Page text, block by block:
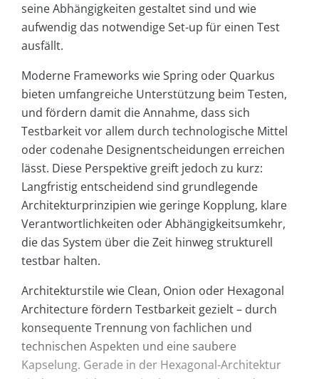
seine Abhängigkeiten gestaltet sind und wie
aufwendig das notwendige Set-up für einen Test
ausfällt.
Moderne Frameworks wie Spring oder Quarkus
bieten umfangreiche Unterstützung beim Testen,
und fördern damit die Annahme, dass sich
Testbarkeit vor allem durch technologische Mittel
oder codenahe Designentscheidungen erreichen
lässt. Diese Perspektive greift jedoch zu kurz:
Langfristig entscheidend sind grundlegende
Architekturprinzipien wie geringe Kopplung, klare
Verantwortlichkeiten oder Abhängigkeitsumkehr,
die das System über die Zeit hinweg strukturell
testbar halten.
Architekturstile wie Clean, Onion oder Hexagonal
Architecture fördern Testbarkeit gezielt – durch
konsequente Trennung von fachlichen und
technischen Aspekten und eine saubere
Kapselung. Gerade in der Hexagonal-Architektur